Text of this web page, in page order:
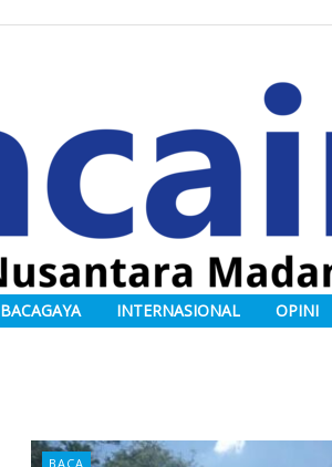
BACAGAYA INTERNASIONAL OPINI
BACA